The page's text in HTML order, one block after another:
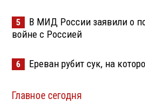
5
В МИД России заявили о
войне с Россией
6 Ереван рубит сук, на
Главное сегодня